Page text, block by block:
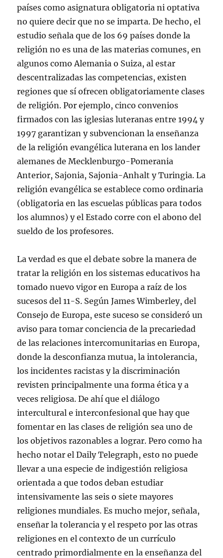
países como asignatura obligatoria ni optativa
no quiere decir que no se imparta. De hecho, el
estudio señala que de los 69 países donde la
religión no es una de las materias comunes, en
algunos como Alemania o Suiza, al estar
descentralizadas las competencias, existen
regiones que sí ofrecen obligatoriamente clases
de religión. Por ejemplo, cinco convenios
firmados con las iglesias luteranas entre 1994 y
1997 garantizan y subvencionan la enseñanza
de la religión evangélica luterana en los lander
alemanes de Mecklenburgo-Pomerania
Anterior, Sajonia, Sajonia-Anhalt y Turingia. La
religión evangélica se establece como ordinaria
(obligatoria en las escuelas públicas para todos
los alumnos) y el Estado corre con el abono del
sueldo de los profesores.
La verdad es que el debate sobre la manera de
tratar la religión en los sistemas educativos ha
tomado nuevo vigor en Europa a raíz de los
sucesos del 11-S. Según James Wimberley, del
Consejo de Europa, este suceso se consideró un
aviso para tomar conciencia de la precariedad
de las relaciones intercomunitarias en Europa,
donde la desconfianza mutua, la intolerancia,
los incidentes racistas y la discriminación
revisten principalmente una forma ética y a
veces religiosa. De ahí que el diálogo
intercultural e interconfesional que hay que
fomentar en las clases de religión sea uno de
los objetivos razonables a lograr. Pero como ha
hecho notar el Daily Telegraph, esto no puede
llevar a una especie de indigestión religiosa
orientada a que todos deban estudiar
intensivamente las seis o siete mayores
religiones mundiales. Es mucho mejor, señala,
enseñar la tolerancia y el respeto por las otras
religiones en el contexto de un currículo
centrado primordialmente en la enseñanza del